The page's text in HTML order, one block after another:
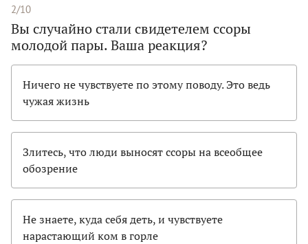
2/10
Вы случайно стали свидетелем ссоры
молодой пары. Ваша реакция?
Ничего не чувствуете по этому поводу. Это ведь
чужая жизнь
Злитесь, что люди выносят ссоры на всеобщее
обозрение
Не знаете, куда себя деть, и чувствуете
нарастающий ком в горле